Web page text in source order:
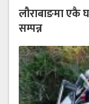
लौराबाङमा एकै
सम्पन्न